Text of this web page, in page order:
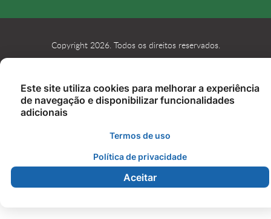
Copyright 2026. Todos os direitos reservados.
Este site utiliza cookies para melhorar a experiência
de navegação e disponibilizar funcionalidades
adicionais
Termos de uso
Política de privacidade
Aceitar